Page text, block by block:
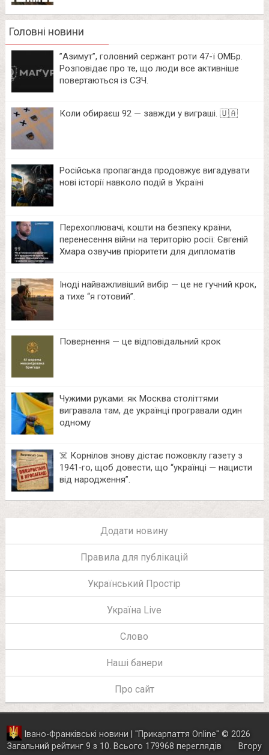
Головні новини
⁨”Азимут”, головний сержант роти 47-ї ОМБр.
Розповідає про те, що люди все активніше
повертаються із СЗЧ.
Коли обираєш 92 — завжди у виграші. 🇺🇦
Російська пропаганда продовжує вигадувати
нові історії навколо подій в Україні
Перехоплювачі, кошти на безпеку країни,
перенесення війни на територію росії: Євгеній
Хмара озвучив пріоритети для дипломатів
Іноді найважливіший вибір — це не гучний крок,
а тихе “я готовий”.
Повернення — це відповідальний крок
Чужими руками: як Москва століттями
вигравала там, де українці програвали один
одному
☠️ Корнілов знову дістає пожовклу газету з
1941‑го, щоб довести, що “українці — нацисти
від народження”.
Додати новину
Правила для публікацій
Український Простір
Україна Live
Слово
Наші банери
Про сайт
Івано-Франківські новини | "Прикарпаття Online" © 2026
Загальний рейтинг 9 з 10. Всього 179968 переглядів
Вгору